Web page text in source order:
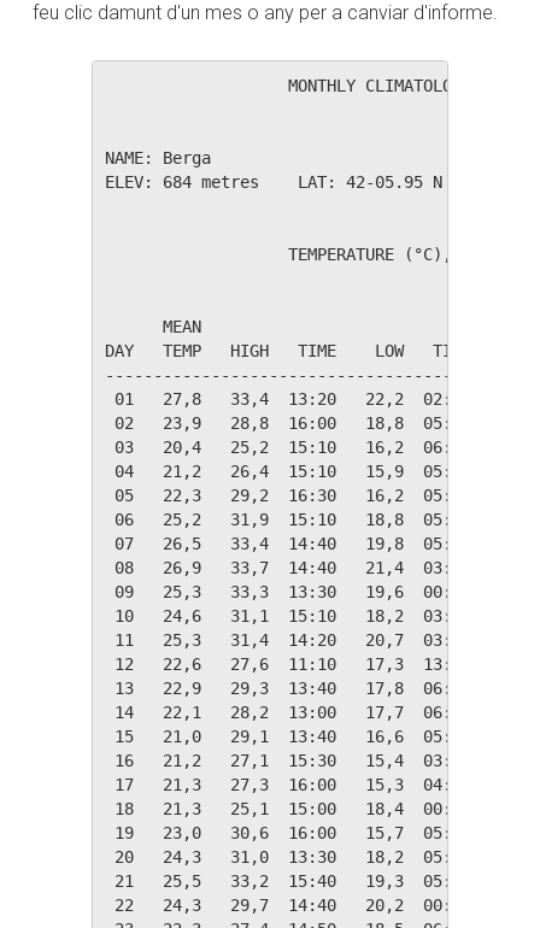
feu clic damunt d'un mes o any per a canviar d'informe.
MONTHLY CLIMATOLOGICAL
NAME: Berga
ELEV: 684 metres    LAT: 42-05.95 N    LONG:
TEMPERATURE (°C), RAIN
MEAN
DAY   TEMP   HIGH   TIME    LOW   TIME
01   27,8   33,4  13:20   22,2  02:40
02   23,9   28,8  16:00   18,8  05:30
03   20,4   25,2  15:10   16,2  06:10
04   21,2   26,4  15:10   15,9  05:50
05   22,3   29,2  16:30   16,2  05:00
06   25,2   31,9  15:10   18,8  05:20
07   26,5   33,4  14:40   19,8  05:20
08   26,9   33,7  14:40   21,4  03:50
09   25,3   33,3  13:30   19,6  00:00
10   24,6   31,1  15:10   18,2  03:30
11   25,3   31,4  14:20   20,7  03:30
12   22,6   27,6  11:10   17,3  13:00
13   22,9   29,3  13:40   17,8  06:00
14   22,1   28,2  13:00   17,7  06:10
15   21,0   29,1  13:40   16,6  05:40
16   21,2   27,1  15:30   15,4  03:40
17   21,3   27,3  16:00   15,3  04:50
18   21,3   25,1  15:00   18,4  00:00
19   23,0   30,6  16:00   15,7  05:10
20   24,3   31,0  13:30   18,2  05:30
21   25,5   33,2  15:40   19,3  05:30
22   24,3   29,7  14:40   20,2  00:00